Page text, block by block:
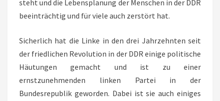
steht und die Lebensplanung der Menschen in der DDR
beeinträchtig und für viele auch zerstört hat.
Sicherlich hat die Linke in den drei Jahrzehnten seit
der friedlichen Revolution in der DDR einige politische
Häutungen gemacht und ist zu einer
ernstzunehmenden linken Partei in der
Bundesrepublik geworden. Dabei ist sie auch einiges